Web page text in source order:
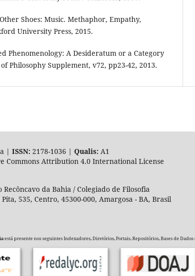
Shoes: Music. Methaphor, Empathy,
University Press, 2015.
Phenomenology: A Desideratum or a Category
Philosophy Supplement, v72, pp23-42, 2013.
| ISSN: 2178-1036 | Qualis:
Commons Attribution 4.0 International License
da Bahia / Colegiado de Filosofia
535, Centro, 45300-000, Amargosa - BA, Brasil
está presente nos seguintes Indexadores, Diretórios, Portais, Repositórios, Bases de